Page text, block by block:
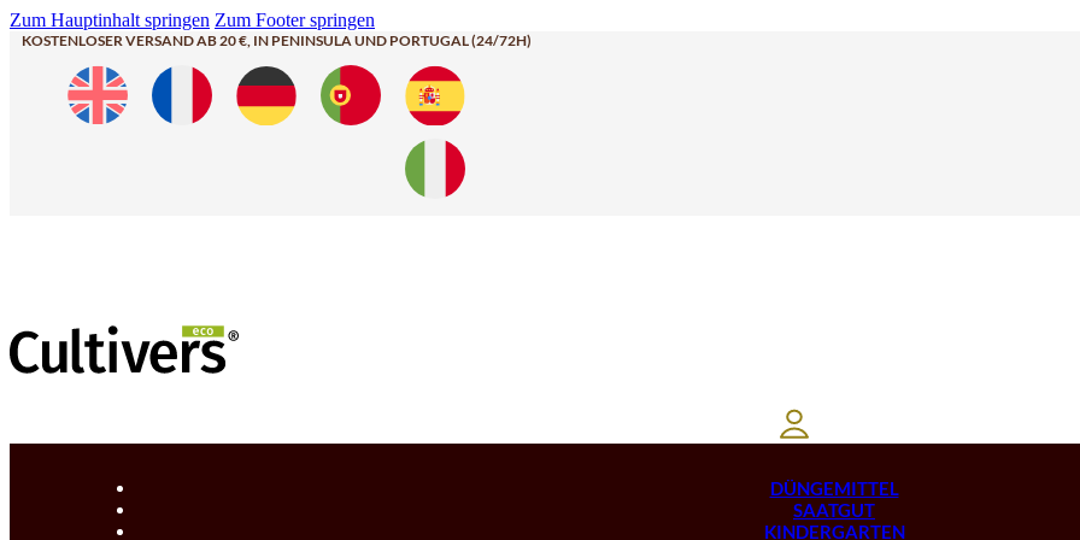
Zum Hauptinhalt springen Zum Footer springen
KOSTENLOSER VERSAND AB 20 €, IN PENINSULA UND PORTUGAL (24/72H)
DÜNGEMITTEL
SAATGUT
KINDERGARTEN